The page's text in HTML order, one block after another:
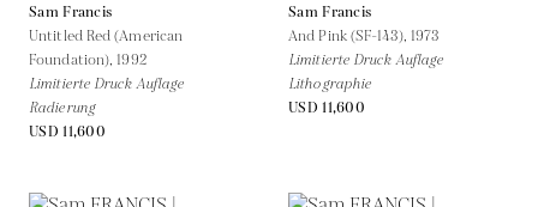
Sam Francis
Untitled Red (American
Foundation),1992
Limitierte Druck Auflage
Radierung
USD 11,600
Sam Francis
And Pink (SF-143), 1973
Limitierte Druck Auflage
Lithographie
USD 11,600